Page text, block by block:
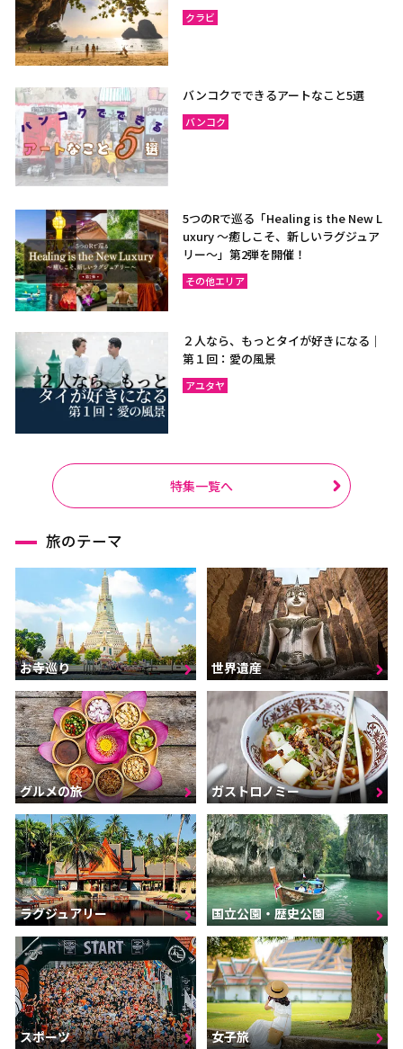
クラビ
バンコクでできるアートなこと5選
バンコク
5つのRで巡る「Healing is the New L
uxury ～癒しこそ、新しいラグジュア
リー〜」第2弾を開催！
その他エリア
２人なら、もっとタイが好きになる｜
第１回：愛の風景
アユタヤ
特集一覧へ
旅のテーマ
お寺巡り 世界遺産
グルメの旅 ガストロノミー
ラグジュアリー 国立公園・歴史公園
スポーツ 女子旅